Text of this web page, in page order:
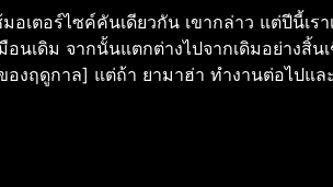
อเตอร์ไซค์คันเดียวกัน เขากล่าว แต่ปีนี้
นเดิม จากนั้นแตกต่างไปจากเดิมอย่างสิ้
งฤดูกาล] แต่ถ้า ยามาฮ่า ทำงานต่อไปแ